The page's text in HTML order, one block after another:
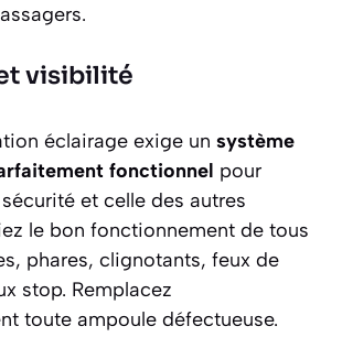
visibilité
éclairage exige un système
fonctionnel pour
et celle des autres
le bon fonctionnement de tous
phares, clignotants, feux de
stop. Remplacez
toute ampoule défectueuse.